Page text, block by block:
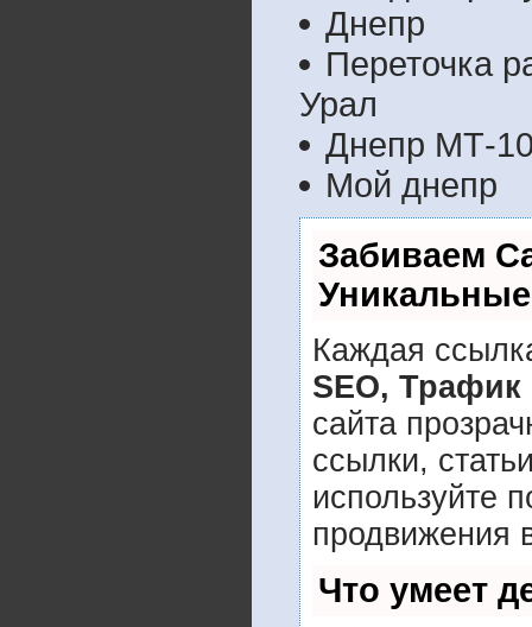
Днепр
Переточка
Урал
Днепр МТ-
Мой днепр
Забиваем
Каждая
SEO, Трафик
сайта
ссылки,
используйте
продвижения
Что умеет